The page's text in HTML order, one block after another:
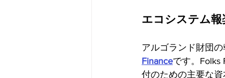
エコシステム報
アルゴランド財団
Financeです。Folks
付のための主要な